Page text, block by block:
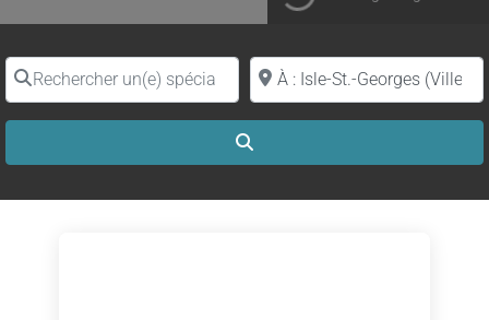
Rechercher un(e) spécialiste par nomProche de (ville ou région)